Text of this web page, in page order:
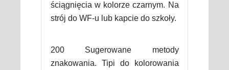
ściągnięcia w kolorze czarnym. Na
strój do WF-u lub kapcie do szkoły.
200 Sugerowane metody
znakowania. Tipi do kolorowania